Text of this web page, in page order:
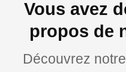
Vous avez
propos de
Découvrez